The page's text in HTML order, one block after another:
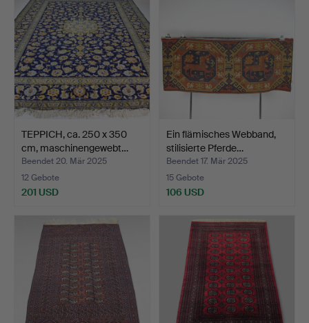
TEPPICH, ca. 250 x 350
cm, maschinengewebt…
Beendet 20. Mär 2025
12 Gebote
201 USD
Ein flämisches Webband,
stilisierte Pferde…
Beendet 17. Mär 2025
15 Gebote
106 USD